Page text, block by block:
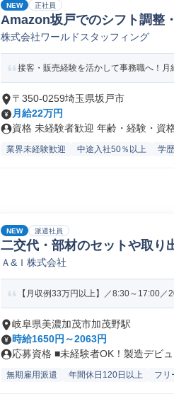
NEW 正社員
Amazon坂戸でのシフト調整
株式会社ワールドスタッフィング
接客・販売経験を活かして事務職へ！
〒350-0259埼玉県坂戸市
月給22万円
資格 未経験者歓迎 年齢・経験・資
業界未経験歓迎 中途入社50％以上 学
NEW 派遣社員
二交代・部材のセットや取り
Ａ&Ｉ株式会社
【月収例33万円以上】／8:30～17:00
岐阜県美濃加茂市加茂野駅
時給1650円～2063円
応募資格 ■未経験者OK！製造デビ
無期雇用派遣 年間休日120日以上 フリ